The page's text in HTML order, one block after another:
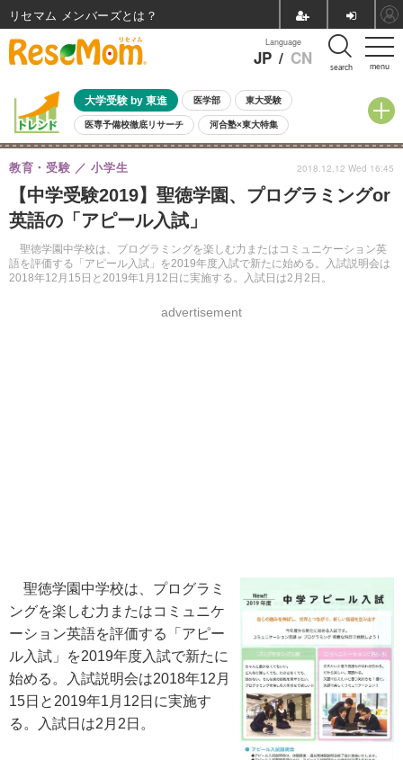
menu
Language
JP / CN search
大学受験 by 東進 医学部 東大受験
医専予備校徹底リサーチ 河合塾×東大特集
親子で考える大学選び 高校受験 中学受験 小学校受験
共通テスト 夏休み
8月開催イベント・WS 全国公立高校 過去問 人気記事
自由研究教材（小学生向け） 自由研究教材（中学生向け）
【中学受験2019】聖徳学園、プログラミングor
英語の「アピール入試」
聖徳学園中学校は、プログラミングを楽しむ力またはコミュニケーション英
語を評価する「アピール入試」を2019年度入試で新たに始める。入試説明会は
2018年12月15日と2019年1月12日に実施する。入試日は2月2日。
教育・受験 小学生
advertisement
2018.12.12 Wed 16:45
聖徳学園中学校は、プログラミ
ングを楽しむ力またはコミュニケ
ーション英語を評価する「アピー
ル入試」を2019年度入試で新たに
始める。入試説明会は2018年12月
15日と2019年1月12日に実施す
る。入試日は2月2日。
リセマム メンバーズ